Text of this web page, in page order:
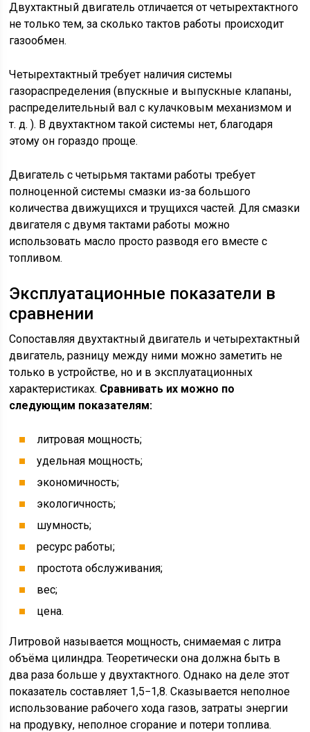
Двухтактный двигатель отличается от четырехтактного
не только тем, за сколько тактов работы происходит
газообмен.
Четырехтактный требует наличия системы
газораспределения (впускные и выпускные клапаны,
распределительный вал с кулачковым механизмом и
т. д. ). В двухтактном такой системы нет, благодаря
этому он гораздо проще.
Двигатель с четырьмя тактами работы требует
полноценной системы смазки из-за большого
количества движущихся и трущихся частей. Для смазки
двигателя с двумя тактами работы можно
использовать масло просто разводя его вместе с
топливом.
Эксплуатационные показатели в
сравнении
Сопоставляя двухтактный двигатель и четырехтактный
двигатель, разницу между ними можно заметить не
только в устройстве, но и в эксплуатационных
характеристиках. Сравнивать их можно по
следующим показателям:
литровая мощность;
удельная мощность;
экономичность;
экологичность;
шумность;
ресурс работы;
простота обслуживания;
вес;
цена.
Литровой называется мощность, снимаемая с литра
объёма цилиндра. Теоретически она должна быть в
два раза больше у двухтактного. Однако на деле этот
показатель составляет 1,5−1,8. Сказывается неполное
использование рабочего хода газов, затраты энергии
на продувку, неполное сгорание и потери топлива.